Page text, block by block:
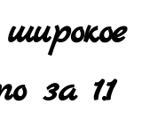
за 1.1